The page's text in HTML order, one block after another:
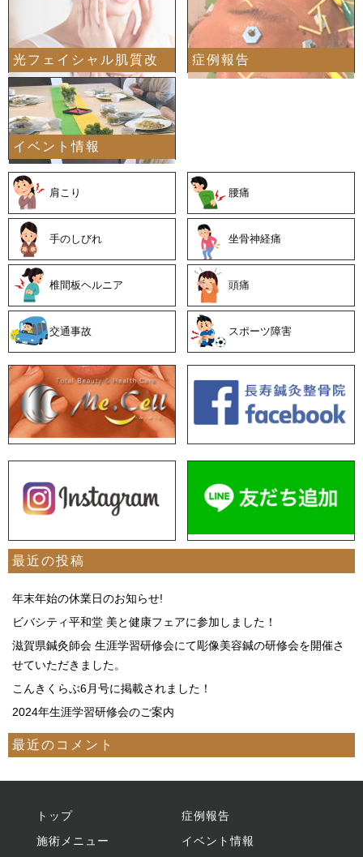
光フェイシャル肌質改
善
症例報告
イベント情報
肩こり 腰痛
手のしびれ 坐骨神経痛
椎間板ヘルニア 頭痛
交通事故 スポーツ障害
最近の投稿
年末年始の休業日のお知らせ!
ビバシティ平和堂 美と健康フェアに参加しました！
滋賀県鍼灸師会 生涯学習研修会にて彫像美容鍼の研修会を開催さ
せていただきました。
こんきくらぶ6月号に掲載されました！
2024年生涯学習研修会のご案内
最近のコメント
トップ
施術メニュー
症例報告
イベント情報